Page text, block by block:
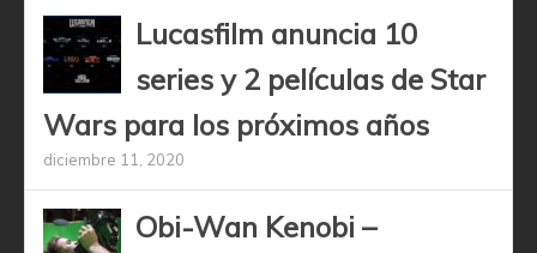
Lucasfilm anuncia 10
series y 2 películas de Star
Wars para los próximos años
diciembre 11, 2020
Obi-Wan Kenobi –